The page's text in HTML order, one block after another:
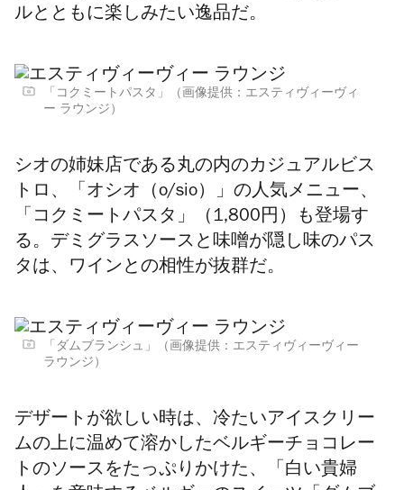
ルとともに楽しみたい逸品だ。
「コクミートパスタ」（画像提供：エスティヴィーヴィ
ー ラウンジ）
シオの姉妹店である丸の内のカジュアルビス
トロ、「オシオ（o/sio）」の人気メニュー、
「コクミートパスタ」（1,800円）も登場す
る。デミグラスソースと味噌が隠し味のパス
タは、ワインとの相性が抜群だ。
「ダムブランシュ」（画像提供：エスティヴィーヴィー
ラウンジ）
デザートが欲しい時は、 冷たいアイスクリー
ムの上に温めて溶かしたベルギーチョコレー
ト のソースをたっぷりかけた、「白い貴婦